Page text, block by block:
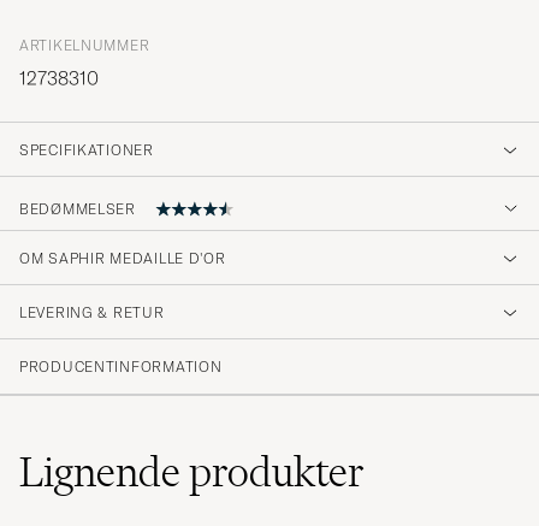
ARTIKELNUMMER
12738310
SPECIFIKATIONER
BEDØMMELSER
4.9
(22)
(0)
OM SAPHIR MEDAILLE D'OR
LEVERING & RETUR
PRODUCENTINFORMATION
Lignendeprodukter